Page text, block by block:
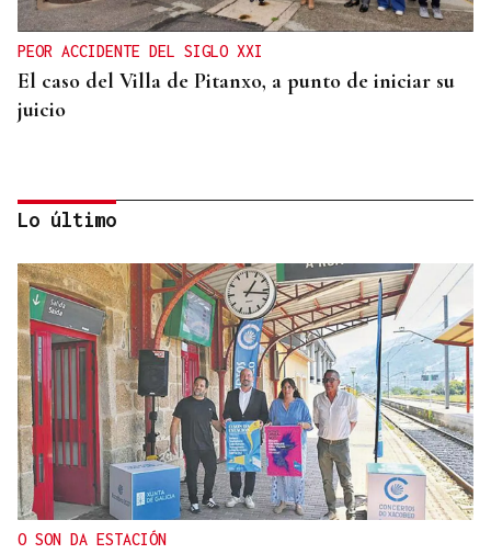
PEOR ACCIDENTE DEL SIGLO XXI
El caso del Villa de Pitanxo, a punto de iniciar su
juicio
ACCIDENTE DE TRÁFICO
Mueren dos personas tras chocar su furgoneta
contra una camión de conservación en la A-6 en
Lugo
Lo último
O SON DA ESTACIÓN